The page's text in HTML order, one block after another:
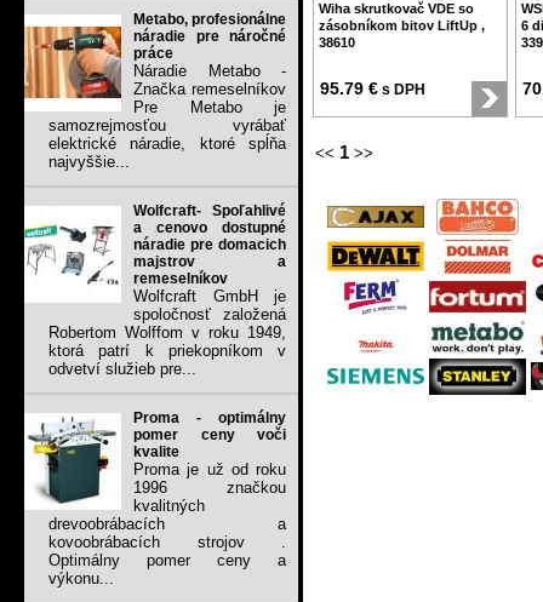
Metabo, profesionálne
náradie pre náročné
práce
Náradie Metabo -
Značka remeselníkov
Pre Metabo je
samozrejmosťou vyrábať
elektrické náradie, ktoré spĺňa
najvyššie...
Wolfcraft- Spoľahlivé
a cenovo dostupné
náradie pre domacich
majstrov a
remeselníkov
Wolfcraft GmbH je
spoločnosť založená
Robertom Wolffom v roku 1949,
ktorá patrí k priekopníkom v
odvetví služieb pre...
Proma - optimálny
pomer ceny voči
kvalite
Proma je už od roku
1996 značkou
kvalitných
drevoobrábacích a
kovoobrábacích strojov .
Optimálny pomer ceny a
výkonu...
Wiha skrutkovač VDE so
zásobníkom bitov LiftUp ,
38610
95.79 € s DPH
6
<< 1 >>